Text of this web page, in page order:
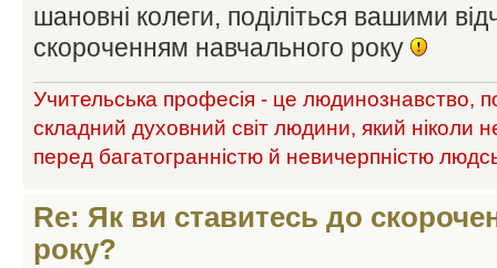
шановні колеги, поділіться вашими
скороченням навчального року
Учительська професія - це людинознавство,
складний духовний світ людини, який ніколи
перед багатогранністю й невичерпністю
Re: Як ви ставитесь до
року?